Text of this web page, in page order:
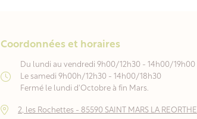
Coordonnées et horaires
Du lundi au vendredi 9h00/12h30 - 14h00/19h00
Le samedi 9h00h/12h30 - 14h00/18h30
Fermé le lundi d'Octobre à fin Mars.
2, les Rochettes - 85590 SAINT MARS LA REORTHE